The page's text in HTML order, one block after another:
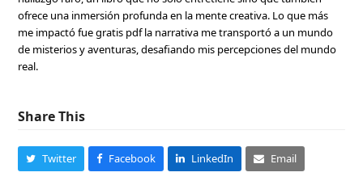
ofrece una inmersión profunda en la mente creativa. Lo que más
me impactó fue gratis pdf la narrativa me transportó a un mundo
de misterios y aventuras, desafiando mis percepciones del mundo
real.
Share This
Twitter Facebook LinkedIn Email